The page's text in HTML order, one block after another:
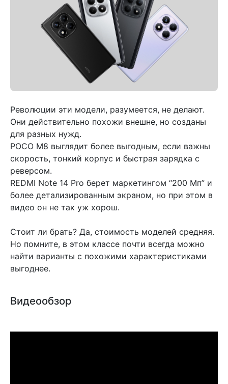
Революции эти модели, разумеется, не делают.
Они действительно похожи внешне, но созданы
для разных нужд.
POCO M8 выглядит более выгодным, если важны
скорость, тонкий корпус и быстрая зарядка с
реверсом.
REDMI Note 14 Pro берет маркетингом “200 Мп” и
более детализированным экраном, но при этом в
видео он не так уж хорош.
Стоит ли брать? Да, стоимость моделей средняя.
Но помните, в этом классе почти всегда можно
найти варианты с похожими характеристиками
выгоднее.
Видеообзор